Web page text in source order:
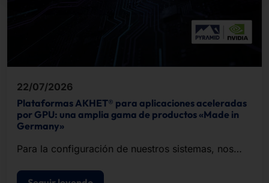
22/07/2026
Plataformas AKHET® para aplicaciones aceleradas
por GPU: una amplia gama de productos «Made in
Germany»
Para la configuración de nuestros sistemas, nos
artificial de NVIDIA.